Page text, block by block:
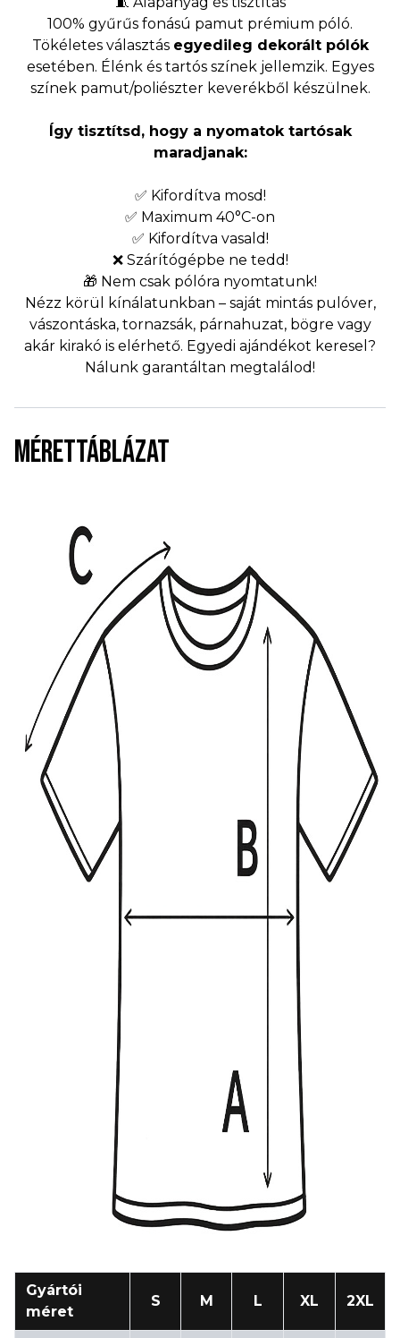
100% gyűrűs fonású pamut prémium póló.
Tökéletes választás egyedileg dekorált pólók
esetében. Élénk és tartós színek jellemzik. Egyes
színek pamut/poliészter keverékből készülnek.
Így tisztítsd, hogy a nyomatok tartósak
maradjanak:
✅ Kifordítva mosd!
✅ Maximum 40°C-on
✅ Kifordítva vasald!
❌ Szárítógépbe ne tedd!
🎁 Nem csak pólóra nyomtatunk!
Nézz körül kínálatunkban – saját mintás pulóver,
vászontáska, tornazsák, párnahuzat, bögre vagy
akár kirakó is elérhető. Egyedi ajándékot keresel?
Nálunk garantáltan megtalálod!
MÉRETTÁBLÁZAT
Gyártói
méret
S M L XL 2XL